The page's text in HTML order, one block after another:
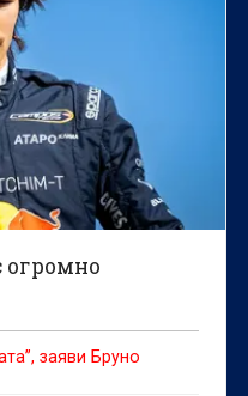
огромно
заяви Бруно